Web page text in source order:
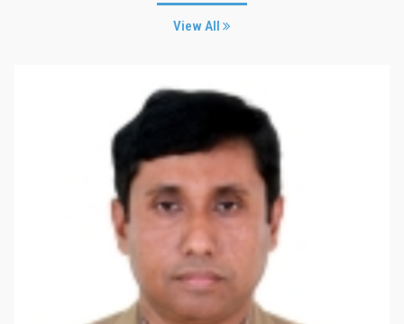
View All
Kazi Mohammad Mahbubur
Rahma্‌n , professor, Department
of political science
Education Enthusiast Representative